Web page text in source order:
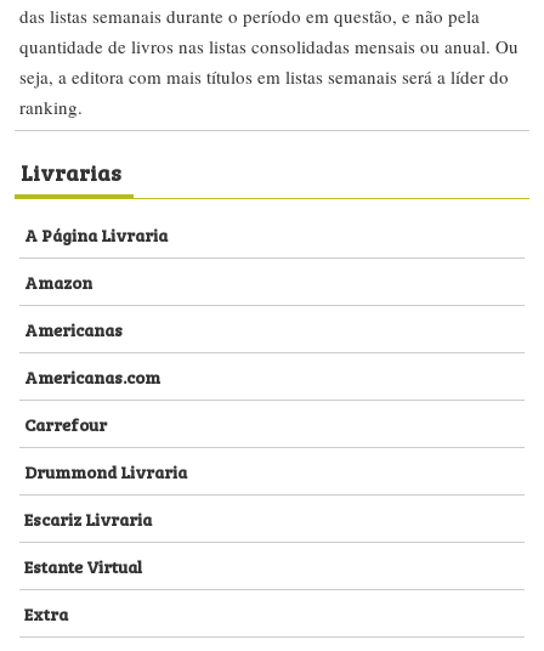
das listas semanais durante o período em questão, e não pela
quantidade de livros nas listas consolidadas mensais ou anual. Ou
seja, a editora com mais títulos em listas semanais será a líder do
ranking.
Livrarias
A Página Livraria
Amazon
Americanas
Americanas.com
Carrefour
Drummond Livraria
Escariz Livraria
Estante Virtual
Extra